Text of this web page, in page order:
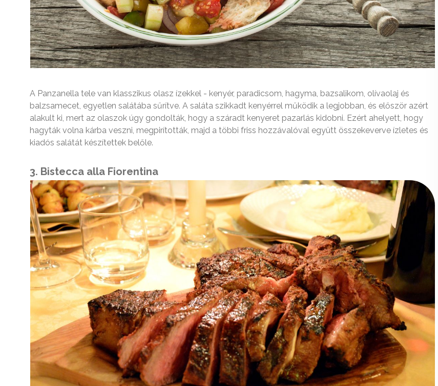
A Panzanella tele van klasszikus olasz ízekkel - kenyér, paradicsom, hagyma, bazsalikom, olívaolaj és
balzsamecet, egyetlen salátába sűrítve. A saláta szikkadt kenyérrel működik a legjobban, és először azért
alakult ki, mert az olaszok úgy gondolták, hogy a száradt kenyeret pazarlás kidobni. Ezért ahelyett, hogy
hagyták volna kárba veszni, megpirították, majd a többi friss hozzávalóval együtt összekeverve ízletes és
kiadós salátát készítettek belőle.
3. Bistecca alla Fiorentina